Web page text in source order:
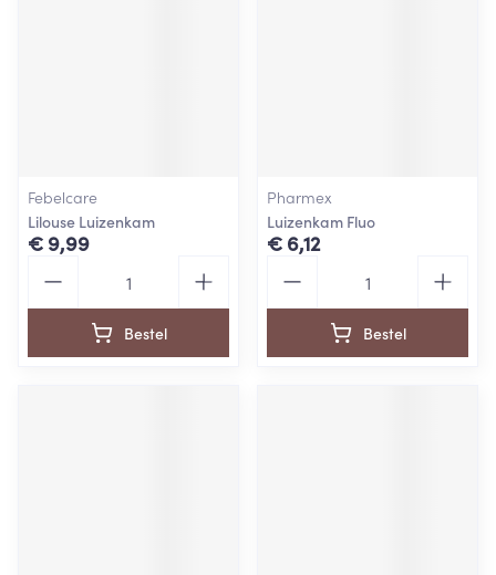
Febelcare
Lilouse Luizenkam
€ 9,99
Bestel
Pharmex
Luizenkam Fluo
€ 6,12
Bestel